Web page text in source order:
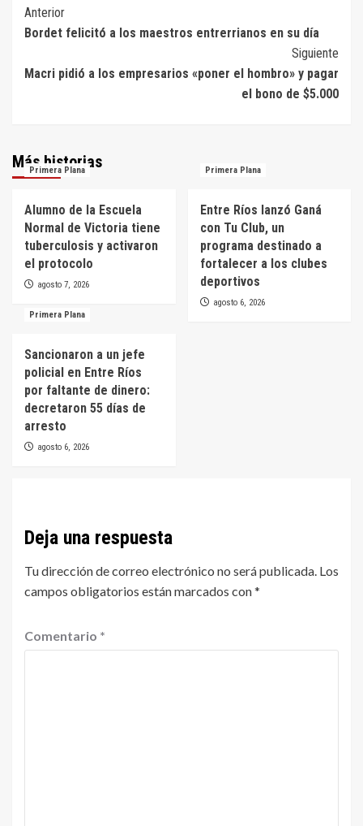
Navegación
de
entradas
Anterior
Bordet felicitó a los maestros entrerrianos en su día
Siguiente
Macri pidió a los empresarios «poner el hombro» y pagar
el bono de $5.000
Más historias
Primera Plana
Alumno de la Escuela
Normal de Victoria tiene
tuberculosis y activaron
el protocolo
agosto 7, 2026
Primera Plana
Entre Ríos lanzó Ganá
con Tu Club, un
programa destinado a
fortalecer a los clubes
deportivos
agosto 6, 2026
Primera Plana
Sancionaron a un jefe
policial en Entre Ríos
por faltante de dinero:
decretaron 55 días de
arresto
agosto 6, 2026
Deja una respuesta
Tu dirección de correo electrónico no será publicada. Los
campos obligatorios están marcados con*
Comentario *